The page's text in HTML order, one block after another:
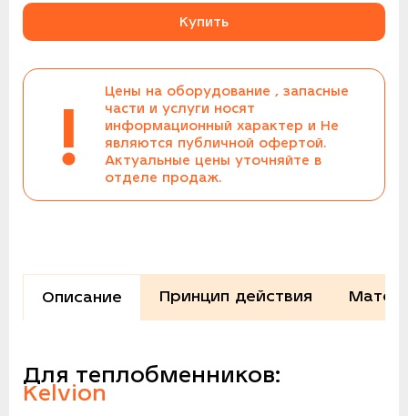
Купить
!
Цены на оборудование , запасные
части и услуги носят
информационный характер и Не
являются публичной офертой.
Актуальные цены уточняйте в
отделе продаж.
Описание Принцип действия
Для теплобменников:
Kelvion